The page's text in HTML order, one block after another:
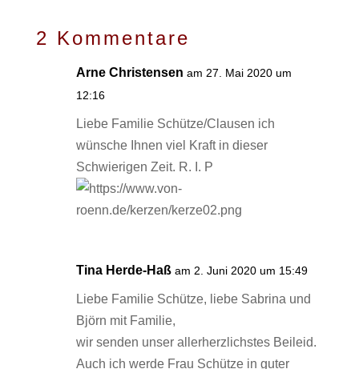
2 Kommentare
Arne Christensen am 27. Mai 2020 um
12:16
Liebe Familie Schütze/Clausen ich
wünsche Ihnen viel Kraft in dieser
Schwierigen Zeit. R. I. P
Tina Herde-Haß am 2. Juni 2020 um 15:49
Liebe Familie Schütze, liebe Sabrina und
Björn mit Familie,
wir senden unser allerherzlichstes Beileid.
Auch ich werde Frau Schütze in guter